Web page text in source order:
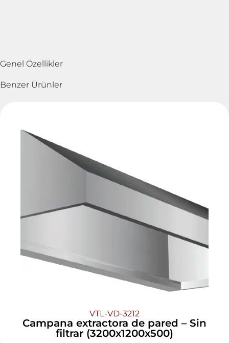
Genel Özellikler
Benzer Ürünler
VTL-VD-3212
Campana extractora de pared – Sin
filtrar (3200x1200x500)